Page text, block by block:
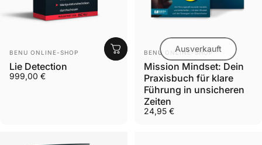
Anbieter:
BENU ONLINE-SHOP
Lie Detection
999,00 €
Ausverkauft
Anbieter:
BENU ONLINE-SHOP
Mission Mindset: Dein
Praxisbuch für klare
Führung in unsicheren
Zeiten
24,95 €